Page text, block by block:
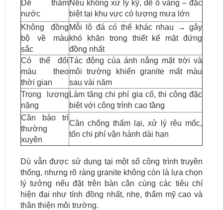
Dễ thấm
nước
Nếu không xử lý kỹ, dễ ố vàng – đặc
biệt tại khu vực có lượng mưa lớn
Không đồng
bộ về màu
sắc
Mỗi lô đá có thể khác nhau → gây
khó khăn trong thiết kế mặt đứng
đồng nhất
Có thể đổi
màu theo
thời gian
Tác động của ánh nắng mặt trời và
môi trường khiến granite mất màu
sau vài năm
Trọng lượng
nặng
Làm tăng chi phí gia cố, thi công đặc
biệt với công trình cao tầng
Cần bảo trì
thường
xuyên
Cần chống thấm lại, xử lý rêu mốc,
tốn chi phí vận hành dài hạn
Dù vẫn được sử dụng tại một số công trình truyền
thống, nhưng rõ ràng granite không còn là lựa chọn
lý tưởng nếu đặt trên bàn cân cùng các tiêu chí
hiện đại như tính đồng nhất, nhẹ, thẩm mỹ cao và
thân thiện môi trường.